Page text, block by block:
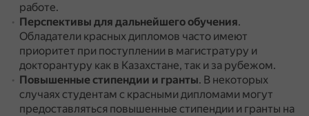
работе.
Перспективы для дальнейшего обучения.
Обладатели красных дипломов часто имеют
приоритет при поступлении в магистратуру и
докторантуру как в Казахстане, так и за рубежом.
Повышенные стипендии и гранты. В некоторых
случаях студентам с красными дипломами могут
предоставляться повышенные стипендии и гранты на